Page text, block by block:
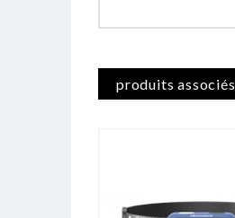
produits associés